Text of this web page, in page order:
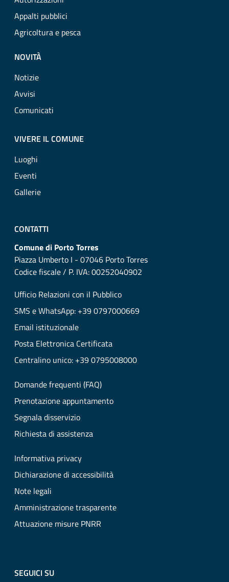
Appalti pubblici
Agricoltura e pesca
NOVITÀ
Notizie
Avvisi
Comunicati
VIVERE IL COMUNE
Luoghi
Eventi
Gallerie
CONTATTI
Comune di Porto Torres
Piazza Umberto I - 07046 Porto Torres
Codice fiscale / P. IVA: 00252040902
Ufficio Relazioni con il Pubblico
SMS e WhatsApp: +39 0797000669
Email istituzionale
Posta Elettronica Certificata
Centralino unico: +39 0795008000
Domande frequenti (FAQ)
Prenotazione appuntamento
Segnala disservizio
Richiesta di assistenza
Informativa privacy
Dichiarazione di accessibilità
Note legali
Amministrazione trasparente
Attuazione misure PNRR
SEGUICI SU